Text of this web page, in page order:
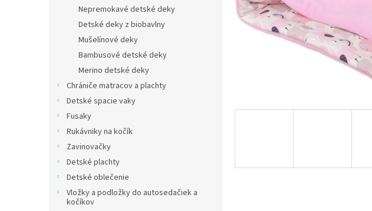
Nepremokavé detské deky
Detské deky z biobavlny
Mušelínové deky
Bambusové detské deky
Merino detské deky
Chrániče matracov a plachty
Detské spacie vaky
Fusaky
Rukávniky na kočík
Zavinovačky
Detské plachty
Detské oblečenie
Vložky a podložky do autosedačiek a
kočíkov